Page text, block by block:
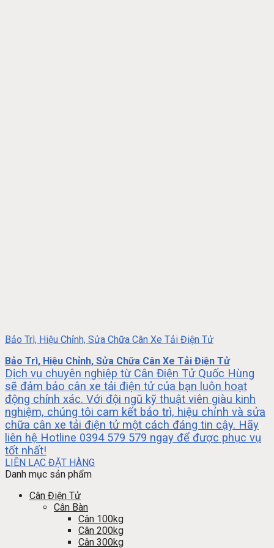
Bảo Trì, Hiệu Chỉnh, Sửa Chữa Cân Xe Tải Điện Tử
Bảo Trì, Hiệu Chỉnh, Sửa Chữa Cân Xe Tải Điện Tử
Dịch vụ chuyên nghiệp từ Cân Điện Tử Quốc Hùng
sẽ đảm bảo cân xe tải điện tử của bạn luôn hoạt
động chính xác. Với đội ngũ kỹ thuật viên giàu kinh
nghiệm, chúng tôi cam kết bảo trì, hiệu chỉnh và sửa
chữa cân xe tải điện tử một cách đáng tin cậy. Hãy
liên hệ Hotline 0394 579 579 ngay để được phục vụ
tốt nhất!
LIÊN LẠC ĐẶT HÀNG
Danh mục sản phẩm
Cân Điện Tử
Cân Bàn
Cân 100kg
Cân 200kg
Cân 300kg